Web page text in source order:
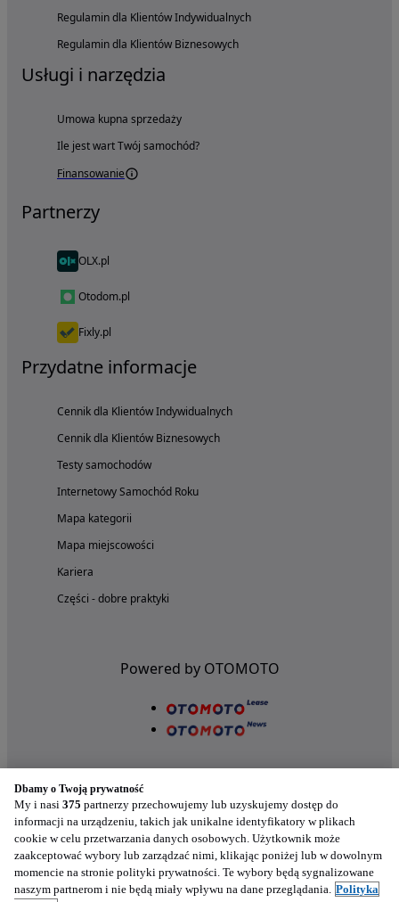
Regulamin dla Klientów Indywidualnych
Regulamin dla Klientów Biznesowych
Usługi i narzędzia
Umowa kupna sprzedaży
Ile jest wart Twój samochód?
Finansowanie
Partnerzy
OLX.pl
Otodom.pl
Fixly.pl
Przydatne informacje
Cennik dla Klientów Indywidualnych
Cennik dla Klientów Biznesowych
Testy samochodów
Internetowy Samochód Roku
Mapa kategorii
Mapa miejscowości
Kariera
Części - dobre praktyki
Powered by OTOMOTO
Nasze aplikacje w twoim telefonie
Dbamy o Twoją prywatność
My i nasi 375 partnerzy przechowujemy lub uzyskujemy dostęp do
informacji na urządzeniu, takich jak unikalne identyfikatory w plikach
cookie w celu przetwarzania danych osobowych. Użytkownik może
zaakceptować wybory lub zarządzać nimi, klikając poniżej lub w dowolnym
momencie na stronie polityki prywatności. Te wybory będą sygnalizowane
naszym partnerom i nie będą miały wpływu na dane przeglądania. Polityka